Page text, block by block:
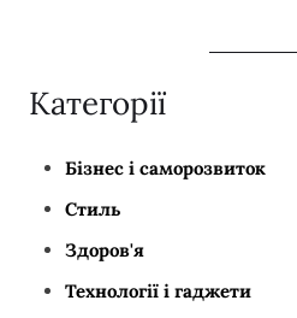
Категорії
Бізнес і саморозвиток
Стиль
Здоров'я
Технології і гаджети